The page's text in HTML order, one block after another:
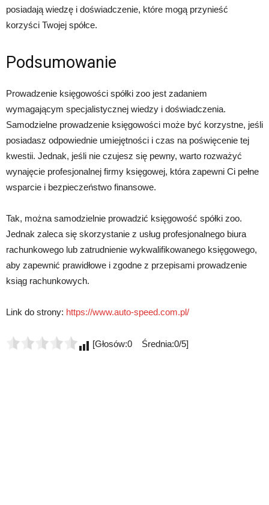
posiadają wiedzę i doświadczenie, które mogą przynieść
korzyści Twojej spółce.
Podsumowanie
Prowadzenie księgowości spółki zoo jest zadaniem
wymagającym specjalistycznej wiedzy i doświadczenia.
Samodzielne prowadzenie księgowości może być korzystne, jeśli
posiadasz odpowiednie umiejętności i czas na poświęcenie tej
kwestii. Jednak, jeśli nie czujesz się pewny, warto rozważyć
wynajęcie profesjonalnej firmy księgowej, która zapewni Ci pełne
wsparcie i bezpieczeństwo finansowe.
Tak, można samodzielnie prowadzić księgowość spółki zoo.
Jednak zaleca się skorzystanie z usług profesjonalnego biura
rachunkowego lub zatrudnienie wykwalifikowanego księgowego,
aby zapewnić prawidłowe i zgodne z przepisami prowadzenie
ksiąg rachunkowych.
Link do strony: https://www.auto-speed.com.pl/
[Głosów:0 Średnia:0/5]